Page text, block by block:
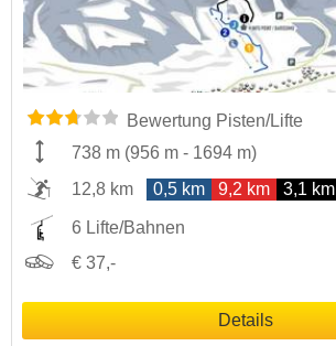
Bewertung Pisten/Lifte
738 m (956 m - 1694 m)
12,8 km
0,5 km 9,2 km 3,1 km
6 Lifte/Bahnen
€ 37,-
Details